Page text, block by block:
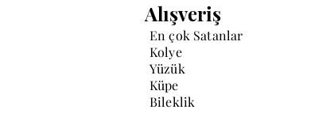
Alışveriş
En çok Satanlar
Kolye
Yüzük
Küpe
Bileklik